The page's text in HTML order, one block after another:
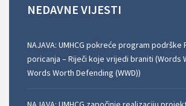
NEDAVNE VIJESTI
NAJAVA: UMHCG pokreće program podrške
poricanja – Riječi koje vrijedi braniti (Words
Words Worth Defending (WWD))